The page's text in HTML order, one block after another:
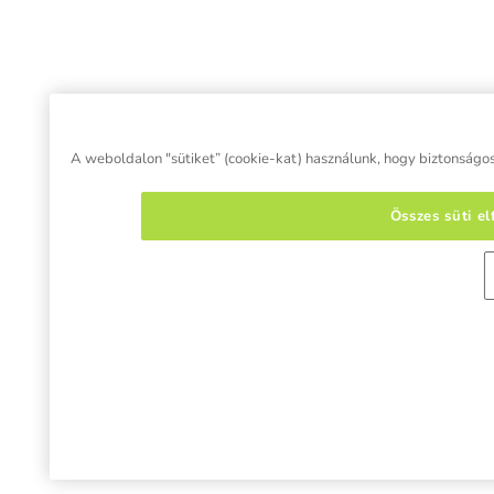
A weboldalon "sütiket” (cookie-kat) használunk, hogy
Összes süti